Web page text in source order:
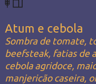
Atum e cebola
Sombra de tomate,
beefsteak, fatias de
cebola agridoce,
manjericão caseira,